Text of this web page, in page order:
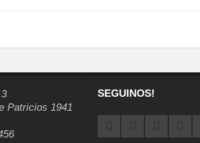
Patricios 1941
SEGUINOS!